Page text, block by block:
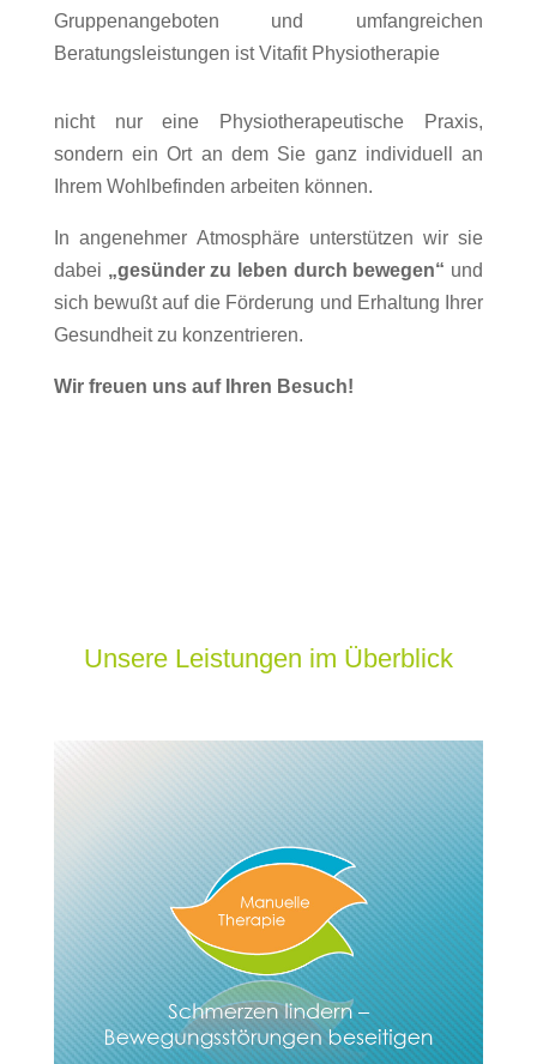
Gruppenangeboten und umfangreichen
Beratungsleistungen ist Vitafit Physiotherapie
nicht nur eine Physiotherapeutische Praxis,
sondern ein Ort an dem Sie ganz individuell an
Ihrem Wohlbefinden arbeiten können.
In angenehmer Atmosphäre unterstützen wir sie
dabei „gesünder zu leben durch bewegen“ und
sich bewußt auf die Förderung und Erhaltung Ihrer
Gesundheit zu konzentrieren.
Wir freuen uns auf Ihren Besuch!
Unsere Leistungen im Überblick